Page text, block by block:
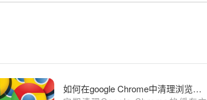
如何在google Chrome中清理浏览器缓存加速网页加载